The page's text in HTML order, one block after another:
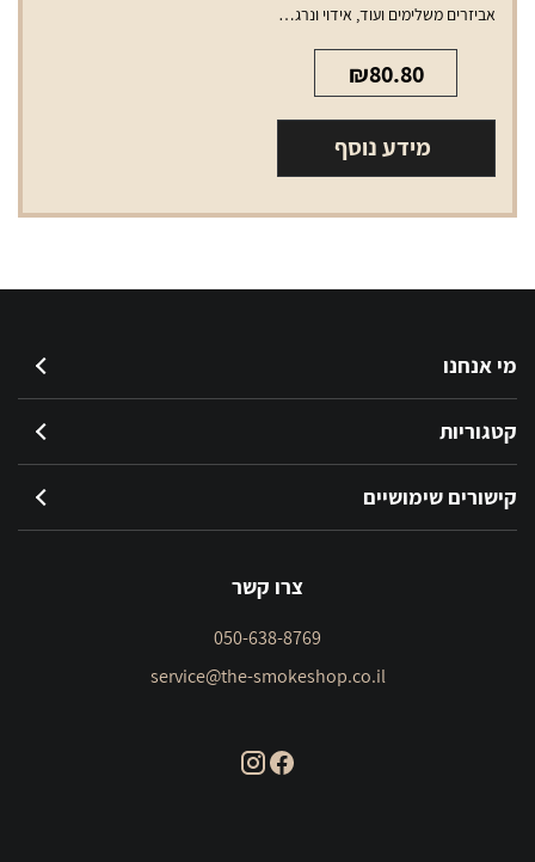
אביזרים משלימים ועוד, אידוי ונרגילות
₪80.80
מידע נוסף
מי אנחנו
קטגוריות
קישורים שימושיים
צרו קשר
050-638-8769
service@the-smokeshop.co.il